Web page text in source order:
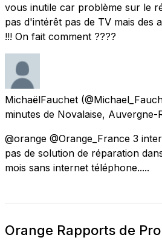
vous inutile car problème sur le
pas d'intérêt pas de TV mais des
!!! On fait comment ????
MichaëlFauchet
minutes de Novalaise, Auvergne-
@orange @Orange_France 3
pas de solution de réparation
mois sans internet téléphone.....
Orange Rapports de